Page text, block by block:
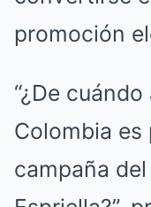
promoción
“¿De
Colombia es
campaña